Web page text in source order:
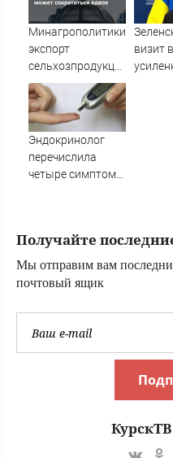
прочитайте
послание -
Минагрополитики:
экспорт
сельхозпродукции
Украины может
сократиться
вдвое
визит
Эндокринолог
перечислила
четыре симптома
Получайте
Мы отправим вам
почтовый ящик